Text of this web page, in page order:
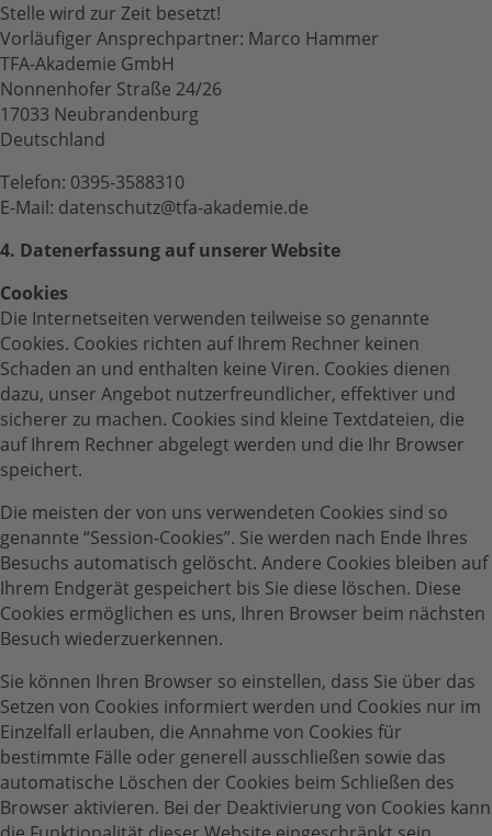
Stelle wird zur Zeit besetzt!
Vorläufiger Ansprechpartner: Marco Hammer
TFA-Akademie GmbH
Nonnenhofer Straße 24/26
17033 Neubrandenburg
Deutschland
Telefon: 0395-3588310
E-Mail: datenschutz@tfa-akademie.de
4. Datenerfassung auf unserer Website
Cookies
Die Internetseiten verwenden teilweise so genannte
Cookies. Cookies richten auf Ihrem Rechner keinen
Schaden an und enthalten keine Viren. Cookies dienen
dazu, unser Angebot nutzerfreundlicher, effektiver und
sicherer zu machen. Cookies sind kleine Textdateien, die
auf Ihrem Rechner abgelegt werden und die Ihr Browser
speichert.
Die meisten der von uns verwendeten Cookies sind so
genannte “Session-Cookies”. Sie werden nach Ende Ihres
Besuchs automatisch gelöscht. Andere Cookies bleiben auf
Ihrem Endgerät gespeichert bis Sie diese löschen. Diese
Cookies ermöglichen es uns, Ihren Browser beim nächsten
Besuch wiederzuerkennen.
Sie können Ihren Browser so einstellen, dass Sie über das
Setzen von Cookies informiert werden und Cookies nur im
Einzelfall erlauben, die Annahme von Cookies für
bestimmte Fälle oder generell ausschließen sowie das
automatische Löschen der Cookies beim Schließen des
Browser aktivieren. Bei der Deaktivierung von Cookies kann